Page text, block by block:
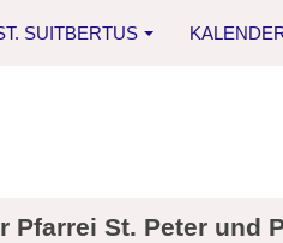
SUITBERTUS
St. Peter und